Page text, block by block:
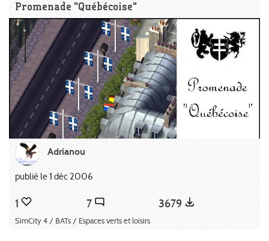
Promenade "Québécoise"
Adrianou
publié le 1 déc 2006
1 7 3679
SimCity 4 / BATs / Espaces verts et loisirs